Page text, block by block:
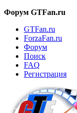
Форум GTFan.ru
GTFan.ru
ForzaFan.ru
Форум
Поиск
FAQ
Регистрация